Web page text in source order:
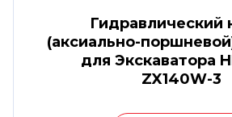
Гидравлический
(аксиально-
для Экскаватора
ZX140W-3